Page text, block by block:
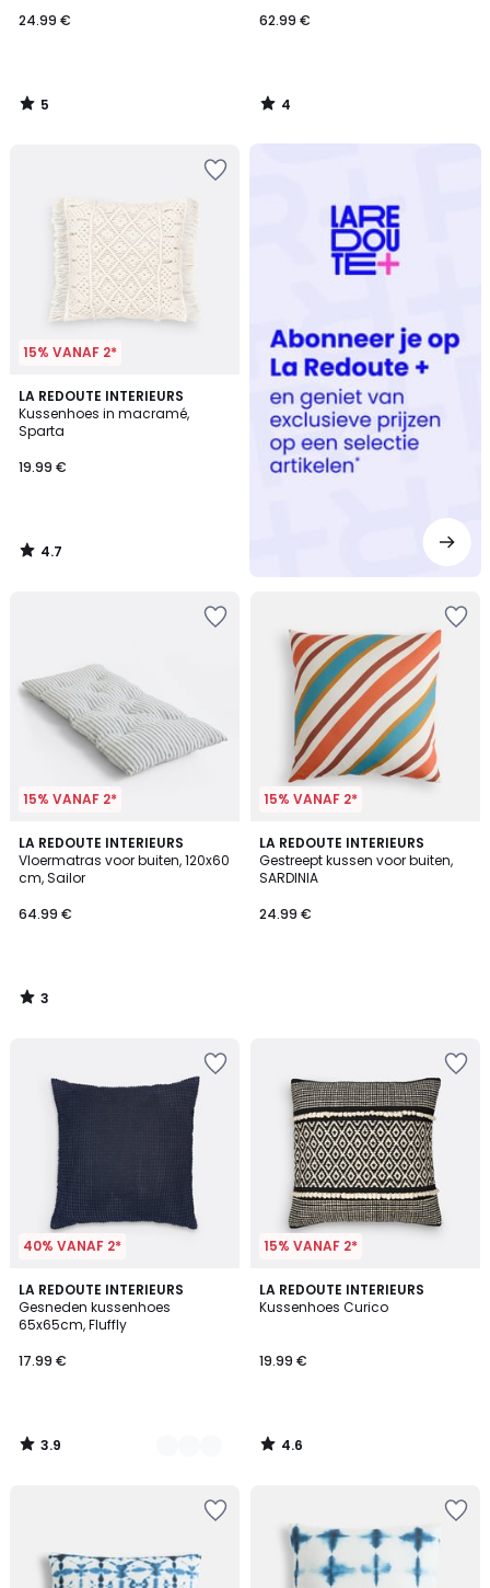
24.99 €
5
/
62.99 €
4
/
15% VANAF 2*
LA REDOUTE INTERIEURS
Kussenhoes in macramé,
Sparta
19.99 €
4.7
/ 5
4.7
/
15% VANAF 2*
LA REDOUTE INTERIEURS
Vloermatras voor buiten, 120x60
cm, Sailor
64.99 €
3
/
5
3
/
15% VANAF 2*
LA REDOUTE INTERIEURS
Gestreept kussen voor buiten,
SARDINIA
24.99 €
40% VANAF 2*
LA REDOUTE INTERIEURS
Gesneden kussenhoes
65x65cm, Fluffly
17.99 €
3.9
/ 5
2
Kleuren
3.9
/
15% VANAF 2*
LA REDOUTE INTERIEURS
Kussenhoes Curico
19.99 €
4.6
/ 5
4.6
/